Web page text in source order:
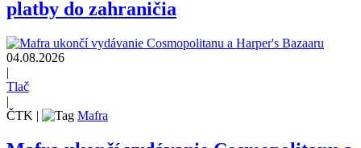
platby do zahraničia
04.08.2026
|
Tlač
|
ČTK | Mafra